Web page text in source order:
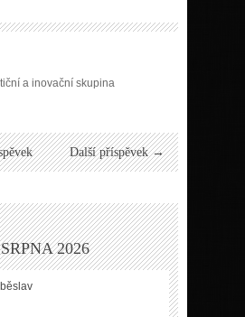
a inovační skupina
Další příspěvek →
2026